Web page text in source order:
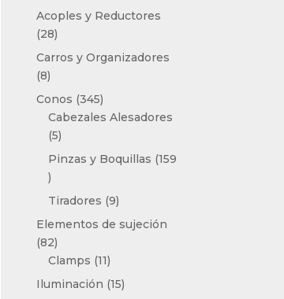
productos
Acoples y Reductores
2828
productos
Carros y Organizadores
88
productos
Conos 345345
productos
Cabezales Alesadores
55
productos
Pinzas y Boquillas 159
159
productos
Tiradores 99
productos
Elementos de sujeción
8282
productos
Clamps 1111
productos
Iluminación 1515